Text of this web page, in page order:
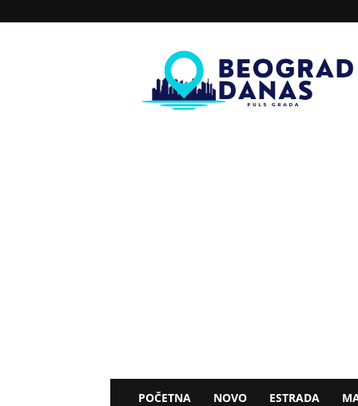
Beograd
Danas
POČETNA NOVO ESTRADA